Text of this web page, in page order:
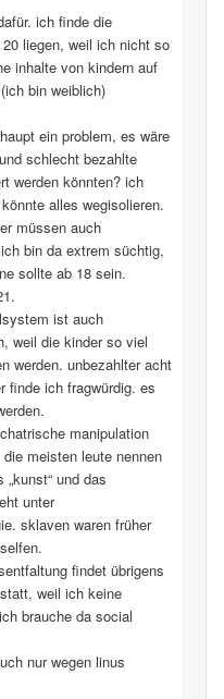
ich finde die
liegen, weil ich nicht so
inhalte von kindern auf
bin weiblich)
ein problem, es wäre
schlecht bezahlte
werden könnten? ich
alles wegisolieren.
müssen auch
bin da extrem süchtig,
sollte ab 18 sein.
ist auch
weil die kinder so viel
werden. unbezahlter acht
finde ich fragwürdig. es
manipulation
meisten leute nennen
und das
unter
sklaven waren früher
findet übrigens
weil ich keine
brauche da social
nur wegen linus